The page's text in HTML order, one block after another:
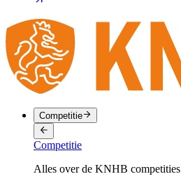
Competitie
Competitie
Alles over de KNHB competities